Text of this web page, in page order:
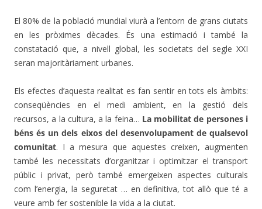
El 80% de la població mundial viurà a l’entorn de grans ciutats
en les pròximes dècades. És una estimació i també la
constatació que, a nivell global, les societats del segle XXI
seran majoritàriament urbanes.
Els efectes d’aquesta realitat es fan sentir en tots els àmbits:
conseqüències en el medi ambient, en la gestió dels
recursos, a la cultura, a la feina… La mobilitat de persones i
béns és un dels eixos del desenvolupament de qualsevol
comunitat. I a mesura que aquestes creixen, augmenten
també les necessitats d’organitzar i optimitzar el transport
públic i privat, però també emergeixen aspectes culturals
com l’energia, la seguretat … en definitiva, tot allò que té a
veure amb fer sostenible la vida a la ciutat.